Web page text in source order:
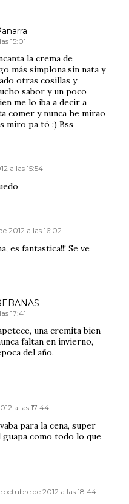
15:01
la crema de
más simplona,sin nata y
otras cosillas y
sabor y un poco
me lo iba a decir a
comer y nunca he mirao
miro pa tó :) Bss
a las 15:54
2012 a las 16:02
es fantastica!!! Se ve
17:41
una cremita bien
faltan en invierno,
del año.
a las 17:44
para la cena, super
como todo lo que
octubre de 2012 a las 18:44